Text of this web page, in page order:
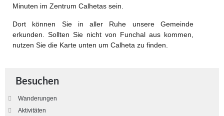
Minuten im Zentrum Calhetas sein.
Dort können Sie in aller Ruhe unsere Gemeinde
erkunden. Sollten Sie nicht von Funchal aus kommen,
nutzen Sie die Karte unten um Calheta zu finden.
Besuchen
Wanderungen
Aktivitäten